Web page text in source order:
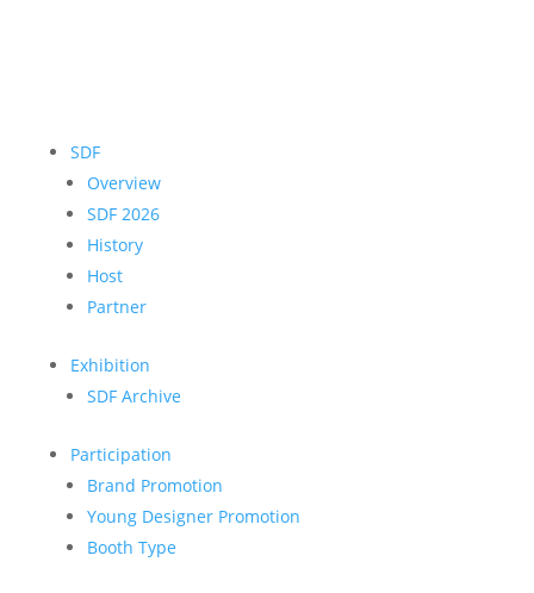
SDF
Overview
SDF 2026
History
Host
Partner
Exhibition
SDF Archive
Participation
Brand Promotion
Young Designer Promotion
Booth Type